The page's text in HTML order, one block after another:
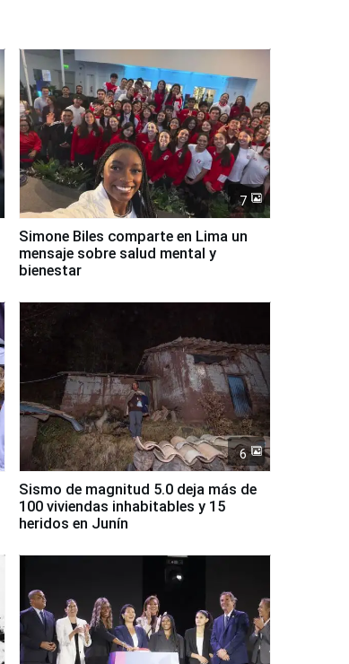
7
Simone Biles comparte en Lima un
mensaje sobre salud mental y
bienestar
6
Sismo de magnitud 5.0 deja más de
100 viviendas inhabitables y 15
heridos en Junín